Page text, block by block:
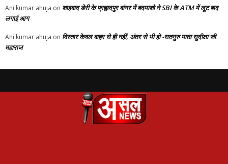
Ani kumar ahuja on शाहबाद डेरी के प्रह्लादपुर बांगर में बदमाशो ने SBI के ATM में लूट बाद
लगाई आग
Ani kumar ahuja on विस्तार केवल बाहर से ही नहीं, अंतर से भी हो -सतगुरु माता सुदीक्षा जी
महाराज